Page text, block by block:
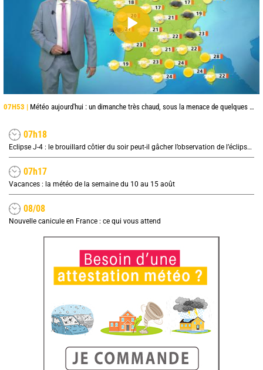
07H53 | Météo aujourd'hui : un dimanche très chaud, sous la menace de quelques orages
07h18
Eclipse J-4 : le brouillard côtier du soir peut-il gâcher l’observation de l’éclipse à la plage ?
07h17
Vacances : la météo de la semaine du 10 au 15 août
08/08
Nouvelle canicule en France : ce qui vous attend